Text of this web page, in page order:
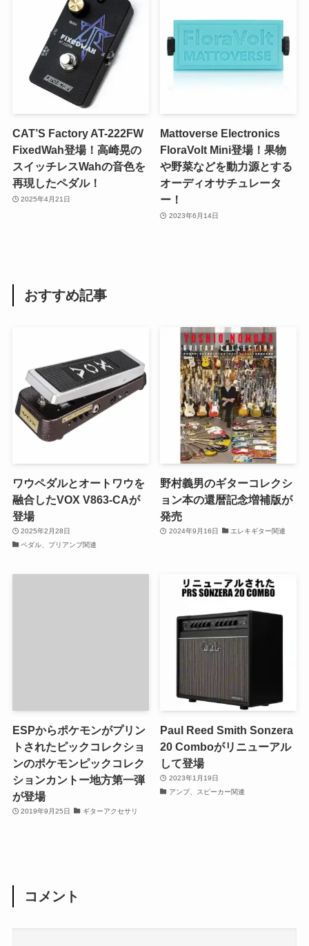
CAT’S Factory AT-222FW
FixedWah登場！高崎晃の
スイッチレスWahの音色を
再現したペダル！
2025年4月21日
Mattoverse Electronics
FloraVolt Mini登場！果物
や野菜などを動力源とする
オーディオサチュレータ
ー！
2023年6月14日
おすすめ記事
ワウペダルとオートワウを
融合したVOX V863-CAが
登場
2025年2月28日
ペダル、プリアンプ関連
野村義男のギターコレクシ
ョン本の還暦記念増補版が
発売
2024年9月16日 エレキギター関連
ESPからポケモンがプリン
トされたピックコレクショ
ンのポケモンピックコレク
ションカントー地方第一弾
が登場
2019年9月25日 ギターアクセサリ
Paul Reed Smith Sonzera
20 Comboがリニューアル
して登場
2023年1月19日
アンプ、スピーカー関連
コメント